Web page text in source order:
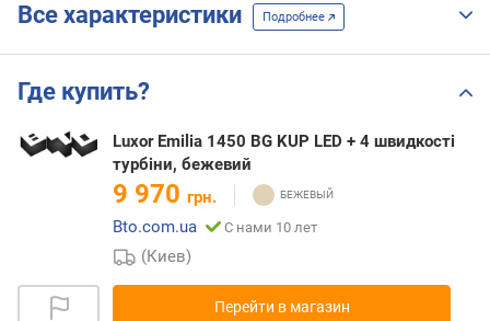
Все характеристики Подробнее
Где купить?
Luxor Emilia 1450 BG KUP LED + 4 швидкості
турбіни, бежевий
9 970 грн.
Bto.com.ua
С нами 10 лет
(Киев)
Перейти в магазин